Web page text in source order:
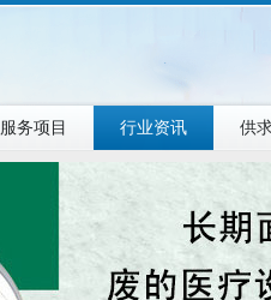
服务项目 行业资讯 供